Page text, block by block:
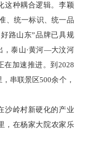
这种耦合逻辑。李颖
、统一标识、统一品
路山东”品牌已具规
，泰山·黄河—大汶河
在加速推进。到2028
串联景区500余个，
沙岭村新硬化的产业
，在杨家大院农家乐